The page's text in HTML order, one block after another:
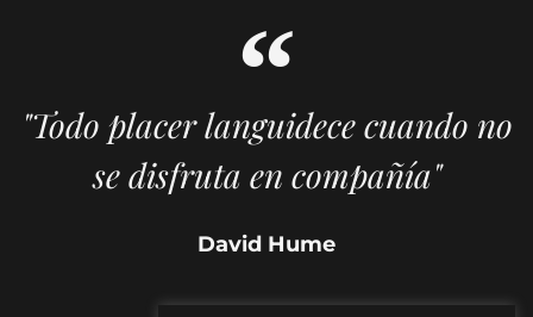
"Todo placer languidece cuando no
se disfruta en compañía"
David Hume